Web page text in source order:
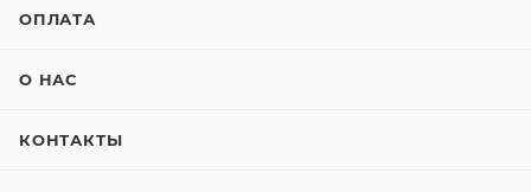
ОПЛАТА
О НАС
КОНТАКТЫ